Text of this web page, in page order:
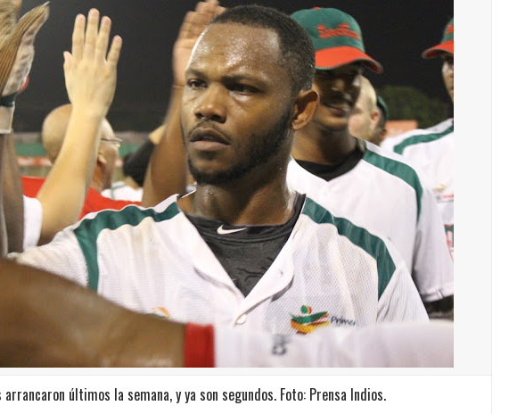
arrancaron últimos la semana, y ya son segundos. Foto: Prensa Indios.